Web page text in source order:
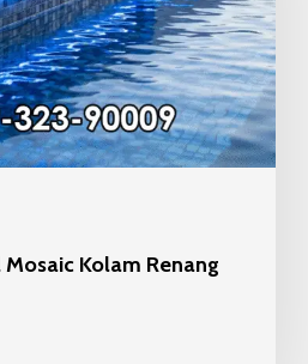
Kolam Renang